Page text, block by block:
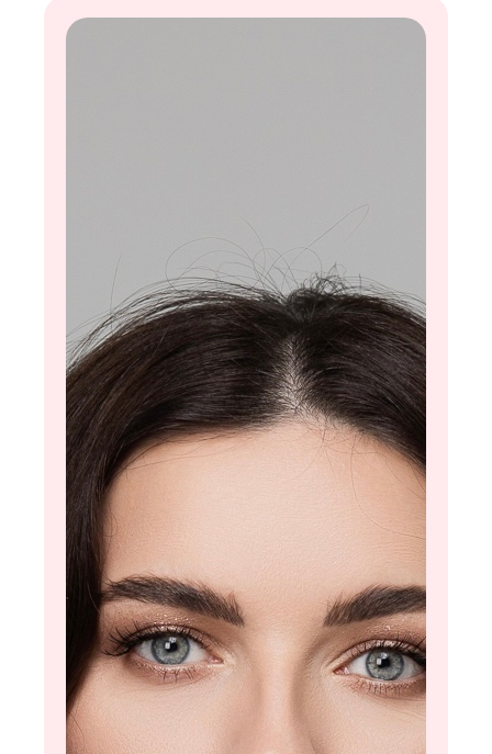
напитками.